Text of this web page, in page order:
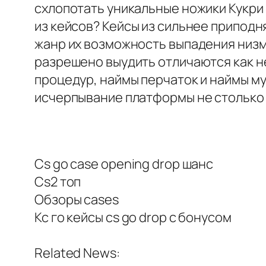
схлопотать уникальные ножики
из кейсов? Кейсы из сильнее
жанр их возможность выпадения
разрешено выудить отличаются как
процедур, наймы перчаток и наймы
исчерпывание платформы не
Cs go case opening drop шанс
Cs2 топ
Обзоры cases
Кс го кейсы cs go drop с бонусом
Related News: